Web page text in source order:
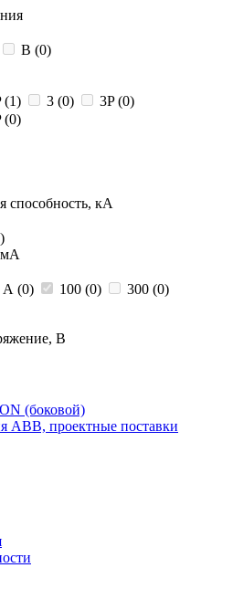
В (0)
(1) 3 (0) 3P (0)
(0)
способность, кА
)
мА
А (0) 100 (0) 300 (0)
В